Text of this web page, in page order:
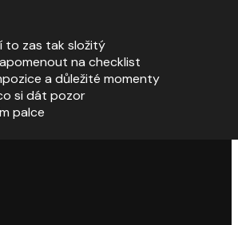
to zas tak složitý
na checklist
a důležité momenty
si dát pozor
palce